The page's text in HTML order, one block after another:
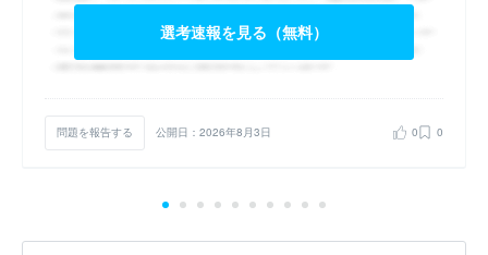
選考速報を見る（無料）
問題を報告する 公開日：2026年8月3日 0 0